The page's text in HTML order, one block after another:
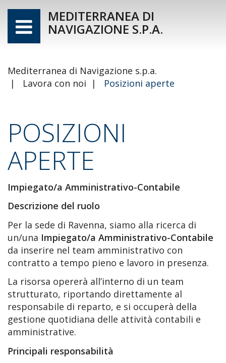
MEDITERRANEA DI
NAVIGAZIONE S.P.A.
Mediterranea di Navigazione s.p.a.
Lavora con noi
Posizioni aperte
POSIZIONI
APERTE
Impiegato/a Amministrativo-Contabile
Descrizione del ruolo
Per la sede di Ravenna, siamo alla ricerca di
un/una Impiegato/a Amministrativo-Contabile
da inserire nel team amministrativo con
contratto a tempo pieno e lavoro in presenza.
La risorsa opererà all’interno di un team
strutturato, riportando direttamente al
responsabile di reparto, e si occuperà della
gestione quotidiana delle attività contabili e
amministrative.
Principali responsabilità